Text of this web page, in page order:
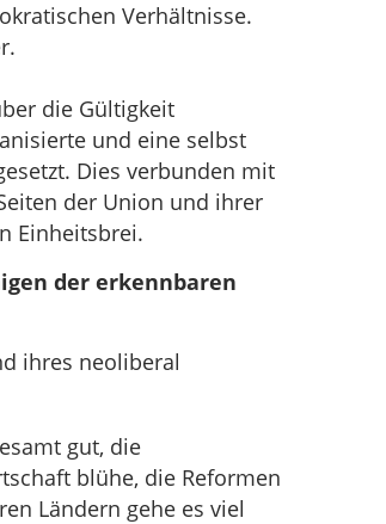
Verhältnisse.
die Gültigkeit
und eine selbst
Dies verbunden mit
der Union und ihrer
Einheitsbrei.
der erkennbaren
ihres neoliberal
gut, die
blühe, die Reformen
Ländern gehe es viel